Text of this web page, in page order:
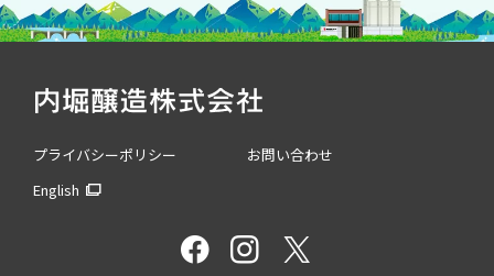
プライバシーポリシー
お問い合わせ
English